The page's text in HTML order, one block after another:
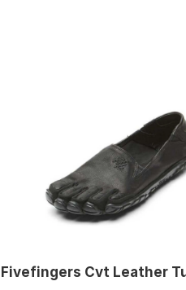
Fivefingers Cvt Leather